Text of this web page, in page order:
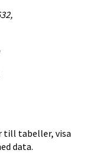
till tabeller, visa
data.